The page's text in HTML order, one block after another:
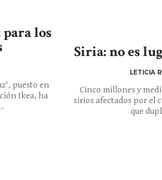
los
puesto en
Ikea, ha
Siria: no es
LETICIA
Cinco millones y
sirios afectados por el
que